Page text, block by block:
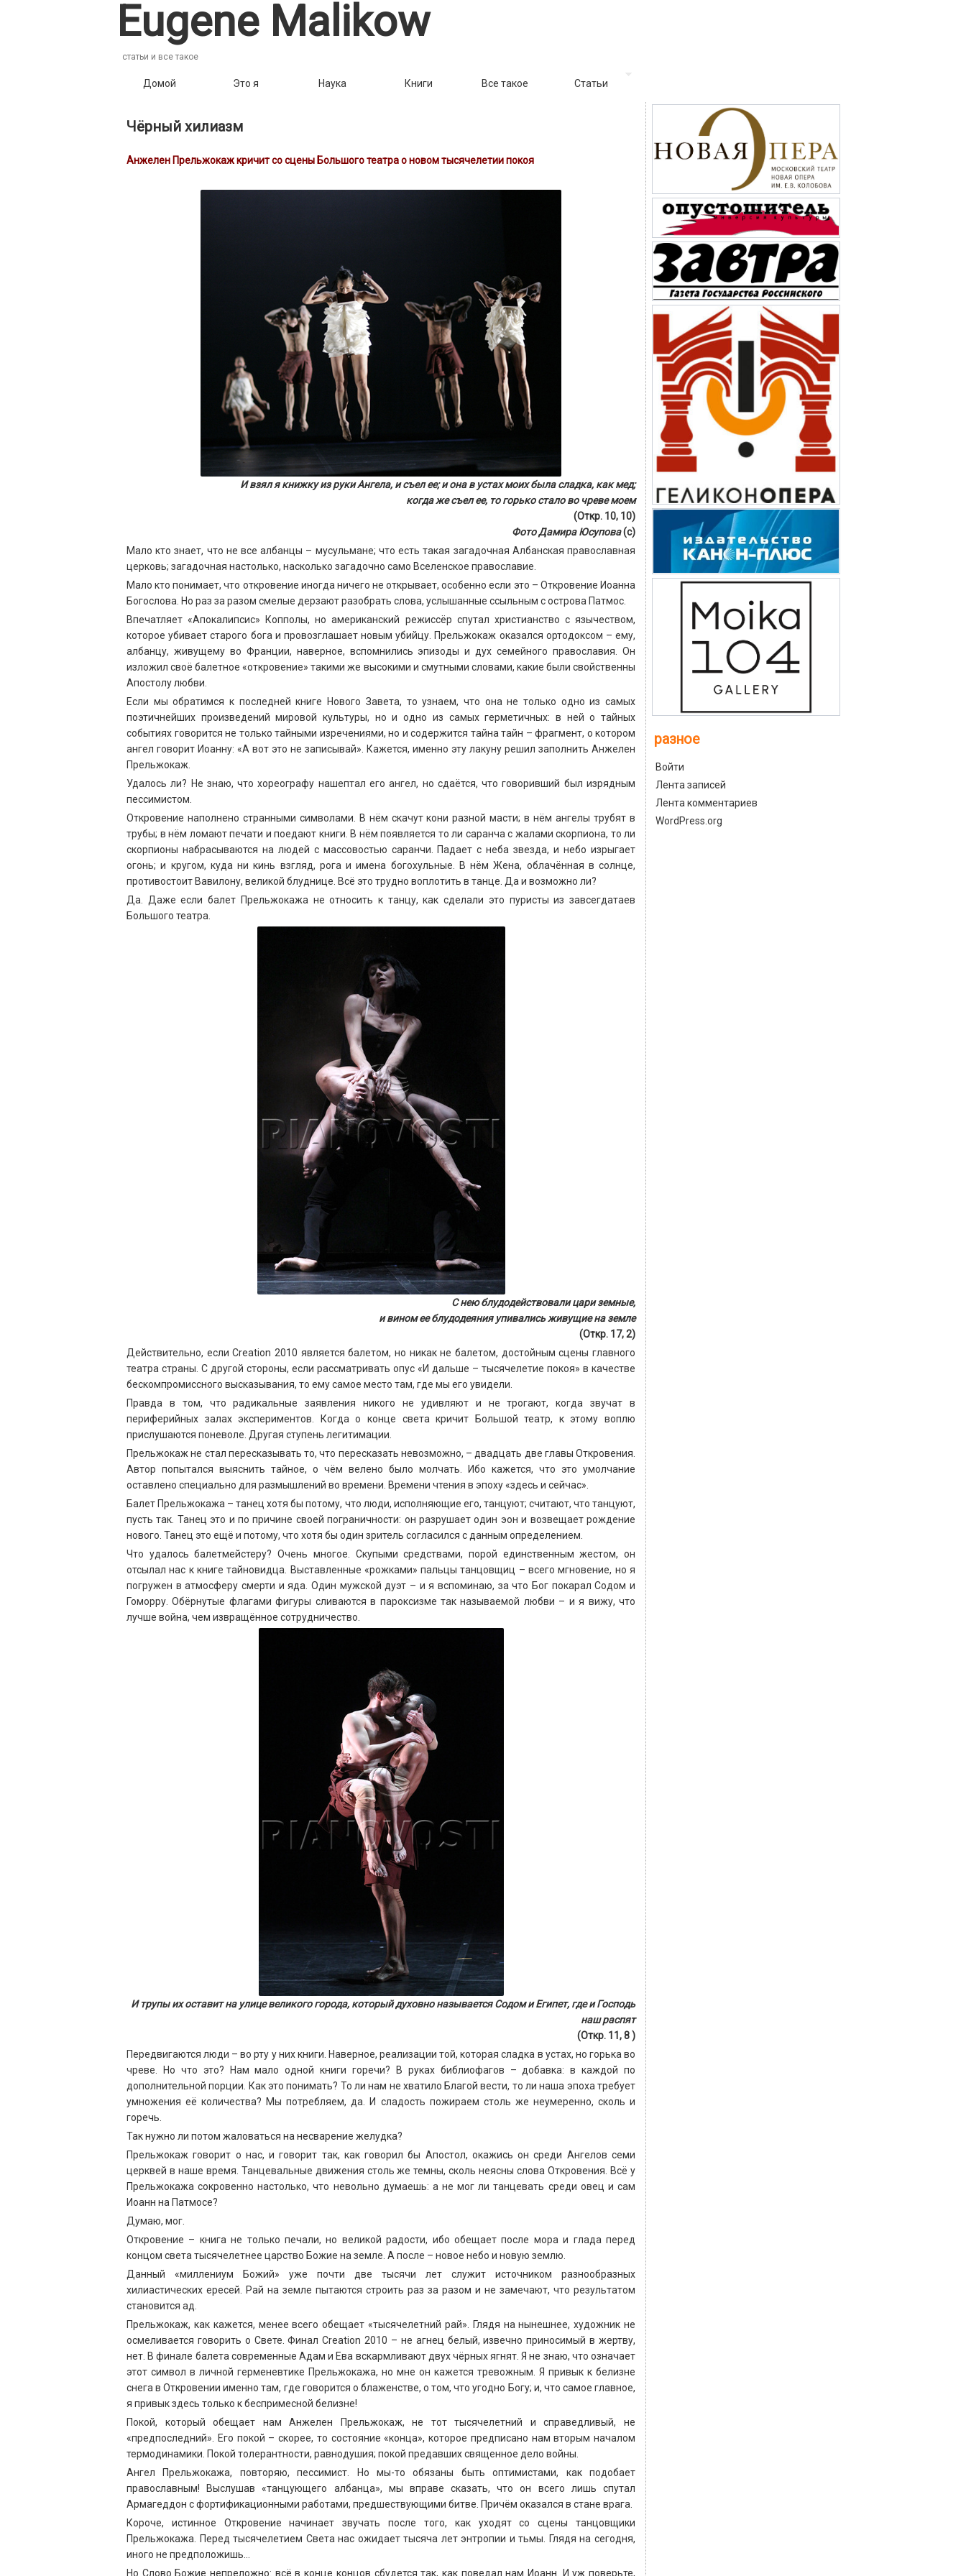
Домой Это я Наука Книги Все такое Статьи
Eugene Malikow
статьи и все такое
Чёрный хилиазм
Анжелен Прельжокаж кричит со сцены Большого театра о новом тысячелетии покоя
И взял я книжку из руки Ангела, и съел ее; и она в устах моих была сладка, как мед;
когда же съел ее, то горько стало во чреве моем
(Откр. 10, 10)
Фото Дамира Юсупова(с)
Мало кто знает, что не все албанцы – мусульмане; что есть такая загадочная Албанская православная
церковь; загадочная настолько, насколько загадочно само Вселенское православие.
Мало кто понимает, что откровение иногда ничего не открывает, особенно если это – Откровение Иоанна
Богослова. Но раз за разом смелые дерзают разобрать слова, услышанные ссыльным с острова Патмос.
Впечатляет «Апокалипсис» Копполы, но американский режиссёр спутал христианство с язычеством,
которое убивает старого бога и провозглашает новым убийцу. Прельжокаж оказался ортодоксом – ему,
албанцу, живущему во Франции, наверное, вспомнились эпизоды и дух семейного православия. Он
изложил своё балетное «откровение» такими же высокими и смутными словами, какие были свойственны
Апостолу любви.
Если мы обратимся к последней книге Нового Завета, то узнаем, что она не только одно из самых
поэтичнейших произведений мировой культуры, но и одно из самых герметичных: в ней о тайных
событиях говорится не только тайными изречениями, но и содержится тайна тайн – фрагмент, о котором
ангел говорит Иоанну: «А вот это не записывай». Кажется, именно эту лакуну решил заполнить Анжелен
Прельжокаж.
Удалось ли? Не знаю, что хореографу нашептал его ангел, но сдаётся, что говоривший был изрядным
пессимистом.
Откровение наполнено странными символами. В нём скачут кони разной масти; в нём ангелы трубят в
трубы; в нём ломают печати и поедают книги. В нём появляется то ли саранча с жалами скорпиона, то ли
скорпионы набрасываются на людей с массовостью саранчи. Падает с неба звезда, и небо изрыгает
огонь; и кругом, куда ни кинь взгляд, рога и имена богохульные. В нём Жена, облачённая в солнце,
противостоит Вавилону, великой блуднице. Всё это трудно воплотить в танце. Да и возможно ли?
Да. Даже если балет Прельжокажа не относить к танцу, как сделали это пуристы из завсегдатаев
Большого театра.
С нею блудодействовали цари земные,
и вином ее блудодеяния упивались живущие на земле
(Откр. 17, 2)
Действительно, если Creation 2010 является балетом, но никак не балетом, достойным сцены главного
театра страны. С другой стороны, если рассматривать опус «И дальше – тысячелетие покоя» в качестве
бескомпромиссного высказывания, то ему самое место там, где мы его увидели.
Правда в том, что радикальные заявления никого не удивляют и не трогают, когда звучат в
периферийных залах экспериментов. Когда о конце света кричит Большой театр, к этому воплю
прислушаются поневоле. Другая ступень легитимации.
Прельжокаж не стал пересказывать то, что пересказать невозможно, – двадцать две главы Откровения.
Автор попытался выяснить тайное, о чём велено было молчать. Ибо кажется, что это умолчание
оставлено специально для размышлений во времени. Времени чтения в эпоху «здесь и сейчас».
Балет Прельжокажа – танец хотя бы потому, что люди, исполняющие его, танцуют; считают, что танцуют,
пусть так. Танец это и по причине своей пограничности: он разрушает один эон и возвещает рождение
нового. Танец это ещё и потому, что хотя бы один зритель согласился с данным определением.
Что удалось балетмейстеру? Очень многое. Скупыми средствами, порой единственным жестом, он
отсылал нас к книге тайновидца. Выставленные «рожками» пальцы танцовщиц – всего мгновение, но я
погружен в атмосферу смерти и яда. Один мужской дуэт – и я вспоминаю, за что Бог покарал Содом и
Гоморру. Обёрнутые флагами фигуры сливаются в пароксизме так называемой любви – и я вижу, что
лучше война, чем извращённое сотрудничество.
И трупы их оставит на улице великого города, который духовно называется Содом и Египет, где и Господь
наш распят
(Откр. 11, 8 )
Передвигаются люди – во рту у них книги. Наверное, реализации той, которая сладка в устах, но горька во
чреве. Но что это? Нам мало одной книги горечи? В руках библиофагов – добавка: в каждой по
дополнительной порции. Как это понимать? То ли нам не хватило Благой вести, то ли наша эпоха требует
умножения её количества? Мы потребляем, да. И сладость пожираем столь же неумеренно, сколь и
горечь.
Так нужно ли потом жаловаться на несварение желудка?
Прельжокаж говорит о нас, и говорит так, как говорил бы Апостол, окажись он среди Ангелов семи
церквей в наше время. Танцевальные движения столь же темны, сколь неясны слова Откровения. Всё у
Прельжокажа сокровенно настолько, что невольно думаешь: а не мог ли танцевать среди овец и сам
Иоанн на Патмосе?
Думаю, мог.
Откровение – книга не только печали, но великой радости, ибо обещает после мора и глада перед
концом света тысячелетнее царство Божие на земле. А после – новое небо и новую землю.
Данный «миллениум Божий» уже почти две тысячи лет служит источником разнообразных
хилиастических ересей. Рай на земле пытаются строить раз за разом и не замечают, что результатом
становится ад.
Прельжокаж, как кажется, менее всего обещает «тысячелетний рай». Глядя на нынешнее, художник не
осмеливается говорить о Свете. Финал Creation 2010 – не агнец белый, извечно приносимый в жертву,
нет. В финале балета современные Адам и Ева вскармливают двух чёрных ягнят. Я не знаю, что означает
этот символ в личной герменевтике Прельжокажа, но мне он кажется тревожным. Я привык к белизне
снега в Откровении именно там, где говорится о блаженстве, о том, что угодно Богу; и, что самое главное,
я привык здесь только к беспримесной белизне!
Покой, который обещает нам Анжелен Прельжокаж, не тот тысячелетний и справедливый, не
«предпоследний». Его покой – скорее, то состояние «конца», которое предписано нам вторым началом
термодинамики. Покой толерантности, равнодушия; покой предавших священное дело войны.
Ангел Прельжокажа, повторяю, пессимист. Но мы-то обязаны быть оптимистами, как подобает
православным! Выслушав «танцующего албанца», мы вправе сказать, что он всего лишь спутал
Армагеддон с фортификационными работами, предшествующими битве. Причём оказался в стане врага.
Короче, истинное Откровение начинает звучать после того, как уходят со сцены танцовщики
Прельжокажа. Перед тысячелетием Света нас ожидает тысяча лет энтропии и тьмы. Глядя на сегодня,
иного не предположишь…
Но Слово Божие непреложно: всё в конце концов сбудется так, как поведал нам Иоанн. И уж поверьте,
разное
Войти
Лента записей
Лента комментариев
WordPress.org